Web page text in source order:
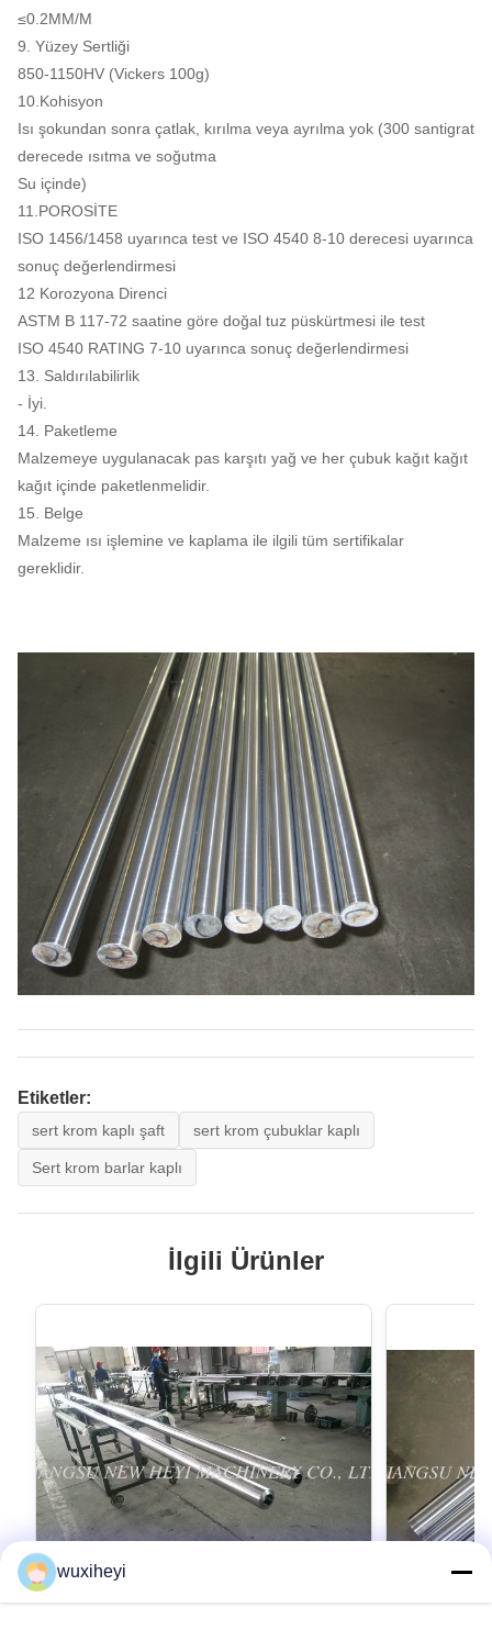
≤0.2MM/M
9. Yüzey Sertliği
850-1150HV (Vickers 100g)
10.Kohisyon
Isı şokundan sonra çatlak, kırılma veya ayrılma yok (300 santigrat
derecede ısıtma ve soğutma
Su içinde)
11.POROSİTE
ISO 1456/1458 uyarınca test ve ISO 4540 8-10 derecesi uyarınca
sonuç değerlendirmesi
12 Korozyona Direnci
ASTM B 117-72 saatine göre doğal tuz püskürtmesi ile test
ISO 4540 RATING 7-10 uyarınca sonuç değerlendirmesi
13. Saldırılabilirlik
- İyi.
14. Paketleme
Malzemeye uygulanacak pas karşıtı yağ ve her çubuk kağıt kağıt
kağıt içinde paketlenmelidir.
15. Belge
Malzeme ısı işlemine ve kaplama ile ilgili tüm sertifikalar
gereklidir.
Etiketler:
sert krom kaplı şaft sert krom çubuklar kaplı
Sert krom barlar kaplı
İlgili Ürünler
wuxiheyi